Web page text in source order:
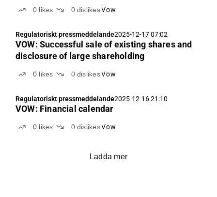
0 likes 0 dislikes Vow
Regulatoriskt pressmeddelande2025-12-17 07:02
VOW: Successful sale of existing shares and
disclosure of large shareholding
0 likes 0 dislikes Vow
Regulatoriskt pressmeddelande2025-12-16 21:10
VOW: Financial calendar
0 likes 0 dislikes Vow
Ladda mer